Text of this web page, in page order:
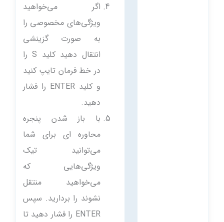
اگر می‌خواهید
ویژگی‌های مخصوصی را
به صورت گزینشی
انتقال دهید کلید S را
در خط فرمان تایپ کنید
و کلید ENTER را فشار
دهید.
با باز شدن پنجره
محاوره ای برای شما
می‌توانید تیک
ویژگی‌هایی که
می‌خواهید منتقل
نشوند را بردارید. سپس
ENTER را فشار دهید تا